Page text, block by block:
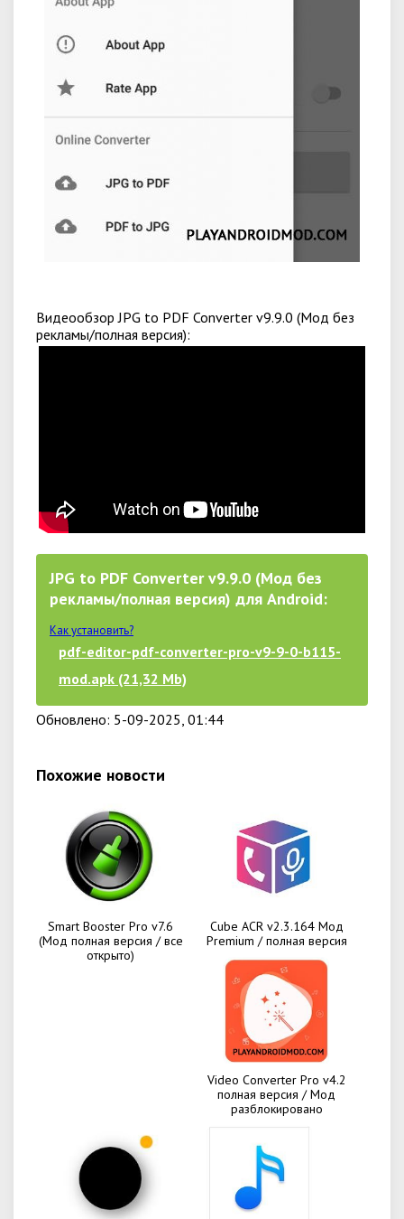
Видеообзор JPG to PDF Converter v9.9.0 (Мод без
рекламы/полная версия):
JPG to PDF Converter v9.9.0 (Мод без
рекламы/полная версия) для Android:
Как установить?
pdf-editor-pdf-converter-pro-v9-9-0-b115-
mod.apk (21,32 Mb)
Обновлено: 5-09-2025, 01:44
Похожие новости
Smart Booster Pro v7.6
(Мод полная версия / все
открыто)
Cube ACR v2.3.164 Мод
Premium / полная версия
Video Converter Pro v4.2
полная версия / Мод
разблокировано